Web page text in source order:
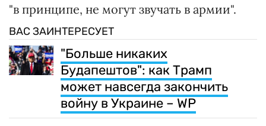
"в принципе, не могут звучать в армии".
ВАС ЗАИНТЕРЕСУЕТ
"Больше никаких
Будапештов": как Трамп
может навсегда закончить
войну в Украине – WP